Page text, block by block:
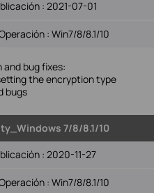
: 2021-07-01
: Win7/8/8.1/10
bug fixes:
the encryption type
bugs
7/8/8.1/10
: 2020-11-27
: Win7/8/8.1/10